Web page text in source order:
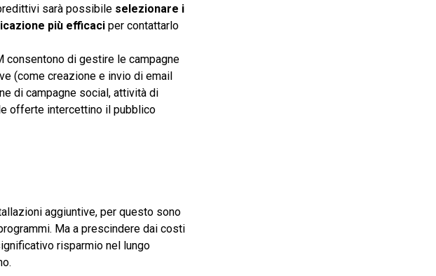
sarà possibile selezionare i
più efficaci per contattarlo
consentono di gestire le campagne
(come creazione e invio di email
di campagne social, attività di
offerte intercettino il pubblico
aggiuntive, per questo sono
Ma a prescindere dai costi
risparmio nel lungo